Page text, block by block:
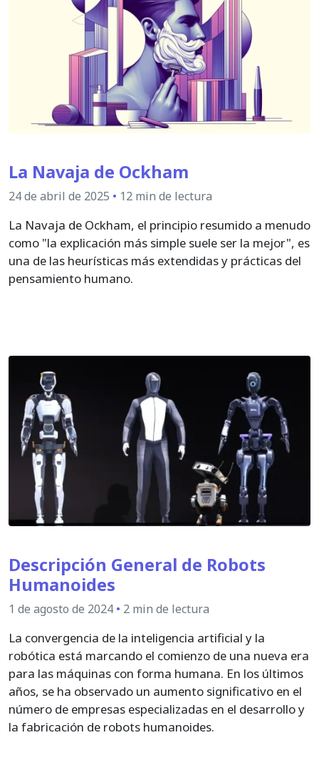
La Navaja de Ockham
24 de abril de 2025 • 12 min de lectura
La Navaja de Ockham, el principio resumido a menudo
como "la explicación más simple suele ser la mejor", es
una de las heurísticas más extendidas y prácticas del
pensamiento humano.
Descripción General de Robots
Humanoides
1 de agosto de 2024 • 2 min de lectura
La convergencia de la inteligencia artificial y la
robótica está marcando el comienzo de una nueva era
para las máquinas con forma humana. En los últimos
años, se ha observado un aumento significativo en el
número de empresas especializadas en el desarrollo y
la fabricación de robots humanoides.